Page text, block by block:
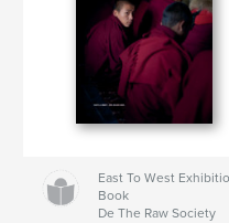
East To West
Book
De The Raw Society